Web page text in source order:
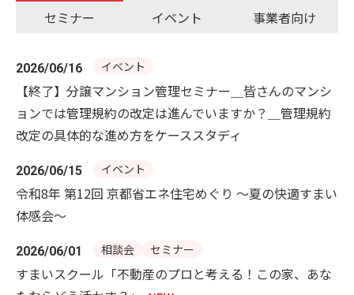
セミナー
イベント 事業者向け
2026/06/16 イベント
【終了】分譲マンション管理セミナー＿皆さんのマンシ
ョンでは管理規約の改定は進んでいますか？＿管理規約
改定の具体的な進め方をケーススタディ
2026/06/15 イベント
令和8年 第12回 京都省エネ住宅めぐり ～夏の快適すまい
体感会～
2026/06/01 相談会 セミナー
すまいスクール「不動産のプロと考える！この家、あな